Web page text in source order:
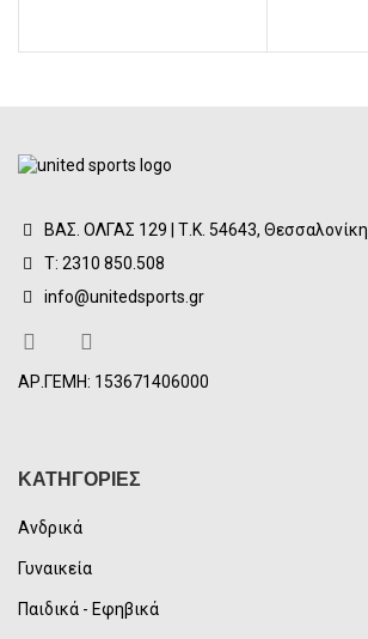
ΒΑΣ. ΟΛΓΑΣ 129 | Τ.Κ. 54643, Θεσσαλονίκη
Τ: 2310 850.508
info@unitedsports.gr
ΑΡ.ΓΕΜΗ: 153671406000
ΚΑΤΗΓΟΡΙΕΣ
Ανδρικά
Γυναικεία
Παιδικά - Εφηβικά